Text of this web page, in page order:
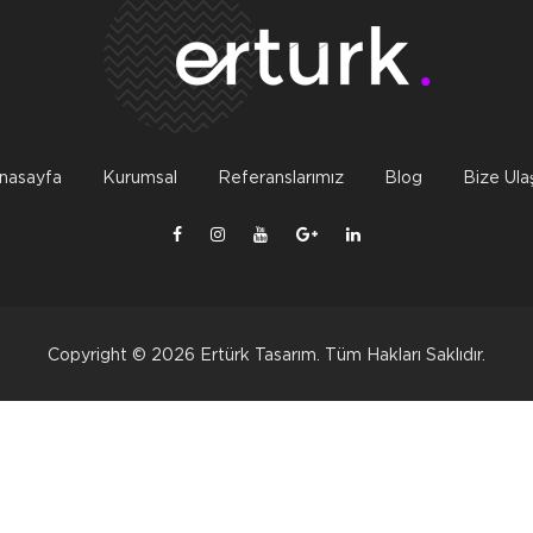
Kurumsal Referanslarımız Blog Bize
Copyright © 2026 Ertürk Tasarım. Tüm Hakları Saklıdır.